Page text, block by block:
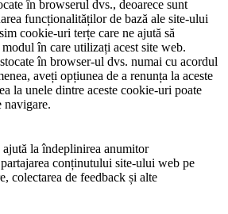
în browserul dvs., deoarece sunt
funcționalităților de bază ale site-ului
cookie-uri terțe care ne ajută să
în care utilizați acest site web.
în browser-ul dvs. numai cu acordul
aveți opțiunea de a renunța la aceste
la unele dintre aceste cookie-uri poate
navigare.
la îndeplinirea anumitor
conținutului site-ului web pe
colectarea de feedback și alte